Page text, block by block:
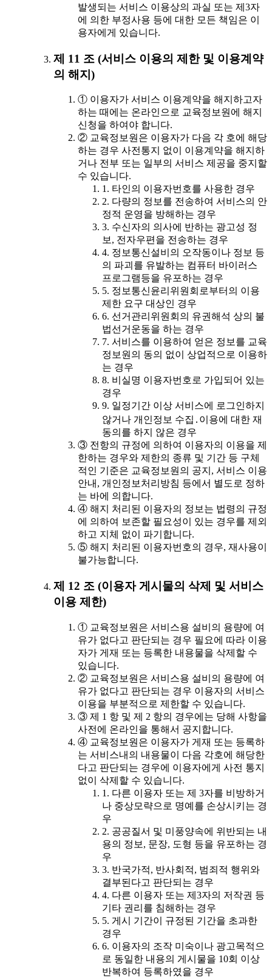
발생되는 서비스 이용상의 과실 또는 제3자
에 의한 부정사용 등에 대한 모든 책임은 이
용자에게 있습니다.
제 11 조 (서비스 이용의 제한 및 이용계약
의 해지)
① 이용자가 서비스 이용계약을 해지하고자
하는 때에는 온라인으로 교육정보원에 해지
신청을 하여야 합니다.
② 교육정보원은 이용자가 다음 각 호에 해당
하는 경우 사전통지 없이 이용계약을 해지하
거나 전부 또는 일부의 서비스 제공을 중지할
수 있습니다.
1. 타인의 이용자번호를 사용한 경우
2. 다량의 정보를 전송하여 서비스의 안
정적 운영을 방해하는 경우
3. 수신자의 의사에 반하는 광고성 정
보, 전자우편을 전송하는 경우
4. 정보통신설비의 오작동이나 정보 등
의 파괴를 유발하는 컴퓨터 바이러스
프로그램등을 유포하는 경우
5. 정보통신윤리위원회로부터의 이용
제한 요구 대상인 경우
6. 선거관리위원회의 유권해석 상의 불
법선거운동을 하는 경우
7. 서비스를 이용하여 얻은 정보를 교육
정보원의 동의 없이 상업적으로 이용하
는 경우
8. 비실명 이용자번호로 가입되어 있는
경우
9. 일정기간 이상 서비스에 로그인하지
않거나 개인정보 수집․이용에 대한 재
동의를 하지 않은 경우
③ 전항의 규정에 의하여 이용자의 이용을 제
한하는 경우와 제한의 종류 및 기간 등 구체
적인 기준은 교육정보원의 공지, 서비스 이용
안내, 개인정보처리방침 등에서 별도로 정하
는 바에 의합니다.
④ 해지 처리된 이용자의 정보는 법령의 규정
에 의하여 보존할 필요성이 있는 경우를 제외
하고 지체 없이 파기합니다.
⑤ 해지 처리된 이용자번호의 경우, 재사용이
불가능합니다.
제 12 조 (이용자 게시물의 삭제 및 서비스
이용 제한)
① 교육정보원은 서비스용 설비의 용량에 여
유가 없다고 판단되는 경우 필요에 따라 이용
자가 게재 또는 등록한 내용물을 삭제할 수
있습니다.
② 교육정보원은 서비스용 설비의 용량에 여
유가 없다고 판단되는 경우 이용자의 서비스
이용을 부분적으로 제한할 수 있습니다.
③ 제 1 항 및 제 2 항의 경우에는 당해 사항을
사전에 온라인을 통해서 공지합니다.
④ 교육정보원은 이용자가 게재 또는 등록하
는 서비스내의 내용물이 다음 각호에 해당한
다고 판단되는 경우에 이용자에게 사전 통지
없이 삭제할 수 있습니다.
1. 다른 이용자 또는 제 3자를 비방하거
나 중상모략으로 명예를 손상시키는 경
우
2. 공공질서 및 미풍양속에 위반되는 내
용의 정보, 문장, 도형 등을 유포하는 경
우
3. 반국가적, 반사회적, 범죄적 행위와
결부된다고 판단되는 경우
4. 다른 이용자 또는 제3자의 저작권 등
기타 권리를 침해하는 경우
5. 게시 기간이 규정된 기간을 초과한
경우
6. 이용자의 조작 미숙이나 광고목적으
로 동일한 내용의 게시물을 10회 이상
반복하여 등록하였을 경우